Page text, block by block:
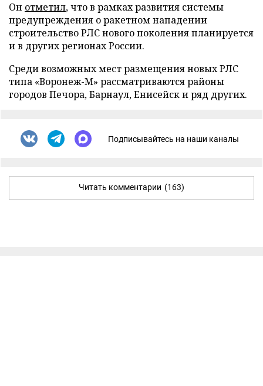
Он отметил, что в рамках развития системы
предупреждения о ракетном нападении
строительство РЛС нового поколения планируется
и в других регионах России.
Среди возможных мест размещения новых РЛС
типа «Воронеж-М» рассматриваются районы
городов Печора, Барнаул, Енисейск и ряд других.
Подписывайтесь на наши каналы
Читать комментарии (163)